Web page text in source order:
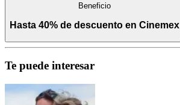
Beneficio
Hasta 40% de descuento en Cinemex
Te puede interesar